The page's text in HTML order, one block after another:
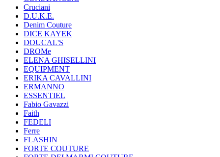
Cruciani
D.U.K.E.
Denim Couture
DICE KAYEK
DOUCAL'S
DROMe
ELENA GHISELLINI
EQUIPMENT
ERIKA CAVALLINI
ERMANNO
ESSENTIEL
Fabio Gavazzi
Faith
FEDELI
Ferre
FLASHIN
FORTE COUTURE